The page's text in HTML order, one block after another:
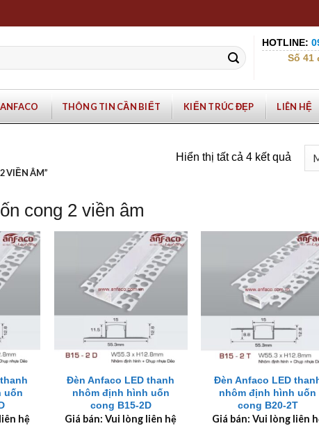
HOTLINE:
Số 41
THÔNG TIN CẦN BIẾT KIẾN TRÚC ĐẸP LIÊN HỆ
VIỀN ÂM”
Hiển thị tất cả 4 kết quả
cong 2 viền âm
uốn
hệ
+
Đèn Anfaco LED thanh
nhôm định hình uốn
cong B15-2D
Giá bán: Vui lòng liên hệ
+
Đèn Anfaco LED
nhôm định hình uốn
cong B20-2T
Giá bán: Vui lòng liên